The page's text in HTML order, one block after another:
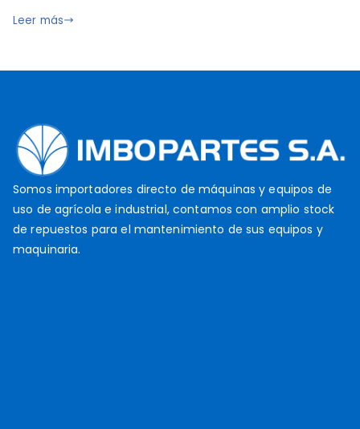
re
o
2
,
2
0
1
Leer más
Somos importadores directo de máquinas y equipos de
uso de agrícola e industrial, contamos con amplio stock
de repuestos para el mantenimiento de sus equipos y
maquinaria.